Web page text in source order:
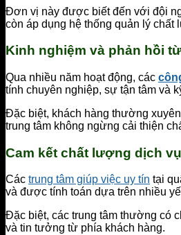
Đơn vị này được biết đến với đội
còn áp dụng hệ thống quản lý
Kinh nghiệm và phản hồi
Qua nhiều năm hoạt động, các
tính chuyên nghiệp, sự tận tâm và
Đặc biệt, khách hàng thường
trung tâm không ngừng cải thiện
Cam kết chất lượng dịch
Các trung tâm giúp việc uy tín tại
và được tính toán dựa trên nhiều
Đặc biệt, các trung tâm thường có
và tin tưởng từ phía khách hàng.